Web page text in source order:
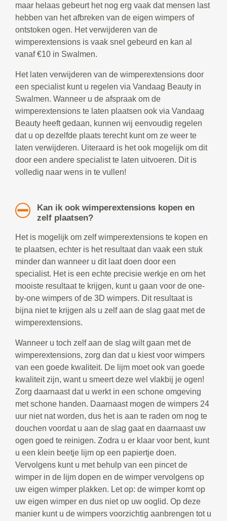
maar helaas gebeurt het nog erg vaak dat mensen last
hebben van het afbreken van de eigen wimpers of
ontstoken ogen. Het verwijderen van de
wimperextensions is vaak snel gebeurd en kan al
vanaf €10 in Swalmen.
Het laten verwijderen van de wimperextensions door
een specialist kunt u regelen via Vandaag Beauty in
Swalmen. Wanneer u de afspraak om de
wimperextensions te laten plaatsen ook via Vandaag
Beauty heeft gedaan, kunnen wij eenvoudig regelen
dat u op dezelfde plaats terecht kunt om ze weer te
laten verwijderen. Uiteraard is het ook mogelijk om dit
door een andere specialist te laten uitvoeren. Dit is
volledig naar wens in te vullen!
Kan ik ook wimperextensions kopen en
zelf plaatsen?
Het is mogelijk om zelf wimperextensions te kopen en
te plaatsen, echter is het resultaat dan vaak een stuk
minder dan wanneer u dit laat doen door een
specialist. Het is een echte precisie werkje en om het
mooiste resultaat te krijgen, kunt u gaan voor de one-
by-one wimpers of de 3D wimpers. Dit resultaat is
bijna niet te krijgen als u zelf aan de slag gaat met de
wimperextensions.
Wanneer u toch zelf aan de slag wilt gaan met de
wimperextensions, zorg dan dat u kiest voor wimpers
van een goede kwaliteit. De lijm moet ook van goede
kwaliteit zijn, want u smeert deze wel vlakbij je ogen!
Zorg daarnaast dat u werkt in een schone omgeving
met schone handen. Daarnaast mogen de wimpers 24
uur niet nat worden, dus het is aan te raden om nog te
douchen voordat u aan de slag gaat en daarnaast uw
ogen goed te reinigen. Zodra u er klaar voor bent, kunt
u een klein beetje lijm op een papiertje doen.
Vervolgens kunt u met behulp van een pincet de
wimper in de lijm dopen en de wimper vervolgens op
uw eigen wimper plakken. Let op: de wimper komt op
uw eigen wimper en dus niet op uw ooglid. Op deze
manier kunt u de wimpers voorzichtig aanbrengen tot u